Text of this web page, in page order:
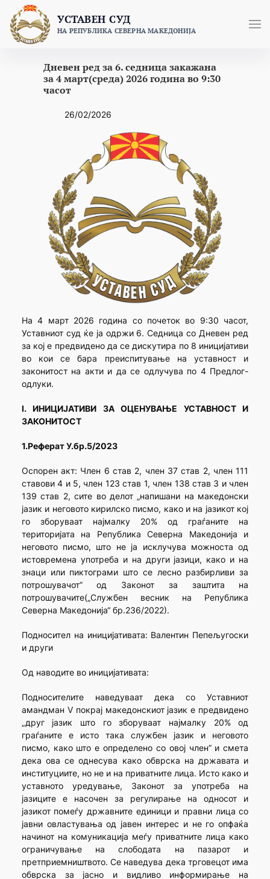
content
УСТАВЕН СУД
НА РЕПУБЛИКА СЕВЕРНА МАКЕДОНИЈА
Дневен ред за 6. седница закажана
за 4 март(среда) 2026 година во 9:30
часот
26/02/2026
На 4 март 2026 година со почеток во 9:30 часот,
Уставниот суд ќе ја одржи 6. Седница со Дневен ред
за кој е предвидено да се дискутира по 8 иницијативи
во кои се бара преиспитување на уставност и
законитост на акти и да се одлучува по 4 Предлог-
одлуки.
I. ИНИЦИЈАТИВИ ЗА ОЦЕНУВАЊЕ УСТАВНОСТ И
ЗАКОНИТОСТ
1.Реферат У.бр.5/2023
Оспорен акт: Член 6 став 2, член 37 став 2, член 111
ставови 4 и 5, член 123 став 1, член 138 став 3 и член
139 став 2, сите во делот „напишани на македонски
јазик и неговото кирилско писмо, како и на јазикот кој
го зборуваат најмалку 20% од граѓаните на
територијата на Република Северна Македонија и
неговото писмо, што не ја исклучува можноста од
истовремена употреба и на други јазици, како и на
знаци или пиктограми што се лесно разбирливи за
потрошувачот” од Законот за заштита на
потрошувачите(„Службен весник на Република
Северна Македонија“ бр.236/2022).
Подносител на иницијативата: Валентин Пепељугоски
и други
Од наводите во иницијативата:
Подносителите наведуваат дека со Уставниот
амандман V покрај македонскиот јазик е предвидено
„друг јазик што го зборуваат најмалку 20% од
граѓаните е исто така службен јазик и неговото
писмо, како што е определено со овој член” и смета
дека ова се однесува како обврска на државата и
институциите, но не и на приватните лица. Исто како и
уставното уредување, Законот за употреба на
јазиците е насочен за регулирање на односот и
јазикот помеѓу државните единици и правни лица со
јавни овластувања од јавен интерес и не го опфаќа
начинот на комуникација меѓу приватните лица како
ограничување на слободата на пазарот и
претприемништвото. Се наведува дека трговецот има
обврска за јасно и видливо информирање на